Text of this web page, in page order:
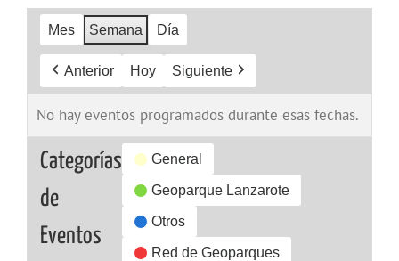
Mes Semana Día
Anterior Hoy Siguiente
No hay eventos programados durante esas fechas.
Categorías
de
Eventos
General
Geoparque Lanzarote
Otros
Red de Geoparques